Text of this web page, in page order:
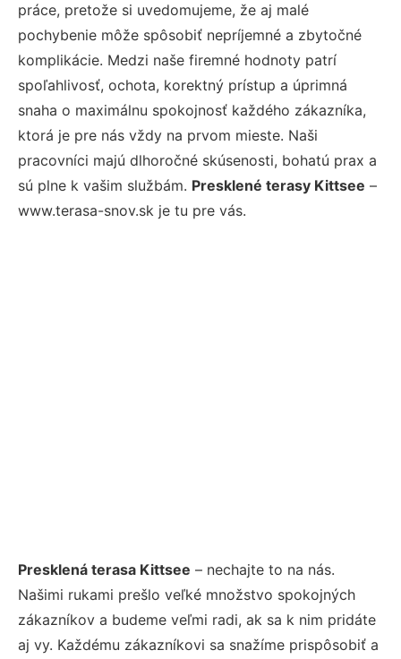
práce, pretože si uvedomujeme, že aj malé
pochybenie môže spôsobiť nepríjemné a zbytočné
komplikácie. Medzi naše firemné hodnoty patrí
spoľahlivosť, ochota, korektný prístup a úprimná
snaha o maximálnu spokojnosť každého zákazníka,
ktorá je pre nás vždy na prvom mieste. Naši
pracovníci majú dlhoročné skúsenosti, bohatú prax a
sú plne k vašim službám. Presklené terasy Kittsee –
www.terasa-snov.sk je tu pre vás.
Presklená terasa Kittsee – nechajte to na nás.
Našimi rukami prešlo veľké množstvo spokojných
zákazníkov a budeme veľmi radi, ak sa k nim pridáte
aj vy. Každému zákazníkovi sa snažíme prispôsobiť a